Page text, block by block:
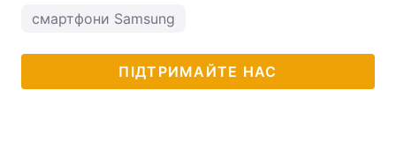
смартфони Samsung
ПІДТРИМАЙТЕ НАС